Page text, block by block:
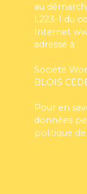
au
L223-1 du
Internet
adressé à :
Société
BLOIS
Pour en
données
politique